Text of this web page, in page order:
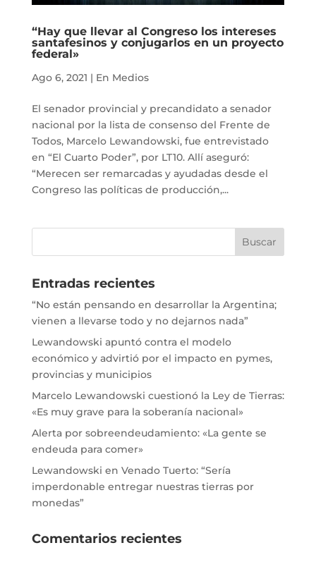
“Hay que llevar al Congreso los intereses
santafesinos y conjugarlos en un proyecto
federal»
Ago 6, 2021 | En Medios
El senador provincial y precandidato a senador
nacional por la lista de consenso del Frente de
Todos, Marcelo Lewandowski, fue entrevistado
en “El Cuarto Poder”, por LT10. Allí aseguró:
“Merecen ser remarcadas y ayudadas desde el
Congreso las políticas de producción,...
Entradas recientes
“No están pensando en desarrollar la Argentina;
vienen a llevarse todo y no dejarnos nada”
Lewandowski apuntó contra el modelo
económico y advirtió por el impacto en pymes,
provincias y municipios
Marcelo Lewandowski cuestionó la Ley de Tierras:
«Es muy grave para la soberanía nacional»
Alerta por sobreendeudamiento: «La gente se
endeuda para comer»
Lewandowski en Venado Tuerto: “Sería
imperdonable entregar nuestras tierras por
monedas”
Comentarios recientes